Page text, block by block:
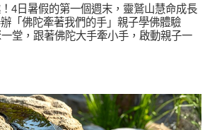
4日暑假的第一個週末，靈鷲山慧命成長
「佛陀牽著我們的手」親子學佛體驗
堂，跟著佛陀大手牽小手，啟動親子一
學習分享